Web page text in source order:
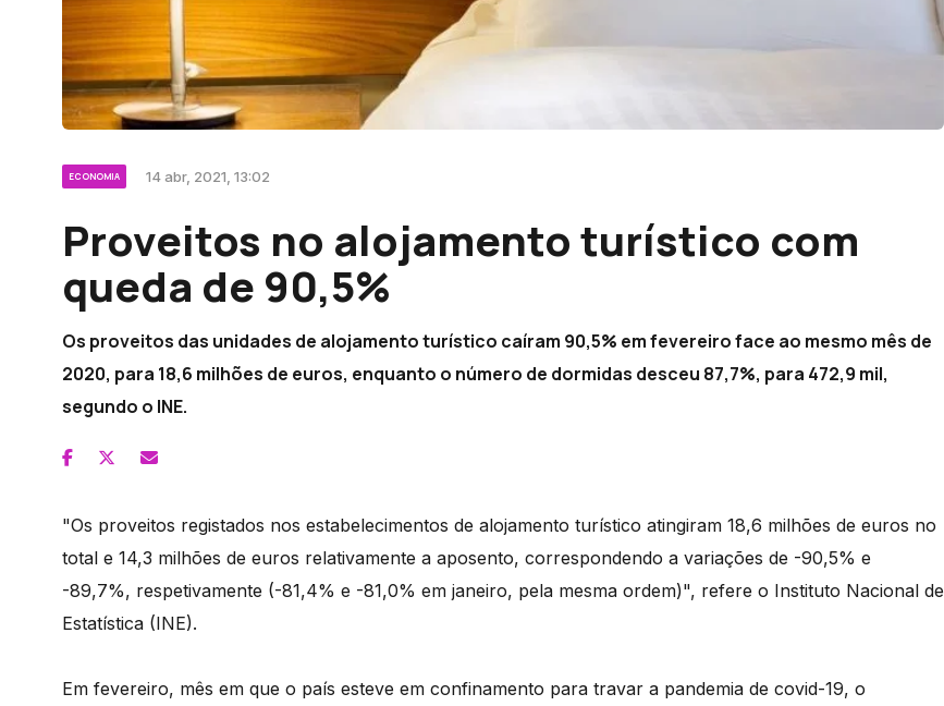
ECONOMIA 14 abr, 2021, 13:02
Proveitos no alojamento turístico com
queda de 90,5%
Os proveitos das unidades de alojamento turístico caíram 90,5% em fevereiro face ao mesmo mês de
2020, para 18,6 milhões de euros, enquanto o número de dormidas desceu 87,7%, para 472,9 mil,
segundo o INE.
"Os proveitos registados nos estabelecimentos de alojamento turístico atingiram 18,6 milhões de euros no
total e 14,3 milhões de euros relativamente a aposento, correspondendo a variações de -90,5% e
-89,7%, respetivamente (-81,4% e -81,0% em janeiro, pela mesma ordem)", refere o Instituto Nacional de
Estatística (INE).
Em fevereiro, mês em que o país esteve em confinamento para travar a pandemia de covid-19, o